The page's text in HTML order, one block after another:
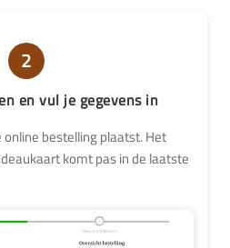
2
en vul je gegevens in
bestelling plaatst. Het
komt pas in de laatste